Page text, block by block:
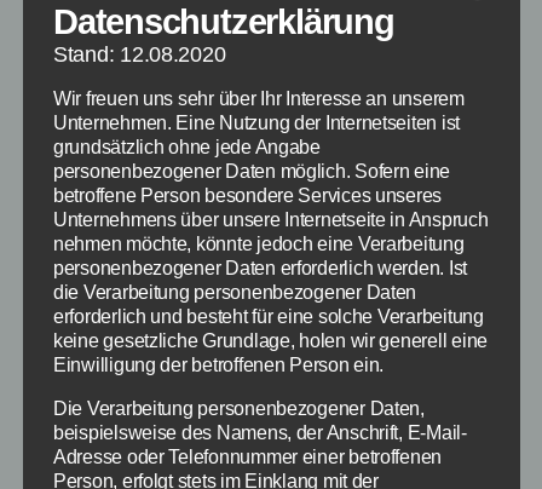
94 Prozent Lösung für Level
94 Prozent von
Scimob
Nachfolgend haben wir die
94 Prozent Lösung zu Level
1, die bei jedem Spieler
gleich ist, aufgelistet.
Wichtig ist, dass die
nachfolgenden Level
unterschiedlichen
Reihenfolge zu finden sind,
weshalb die 94% Lösung von touchportal
Datenschutzerklärung
Stand: 12.08.2020
Wir freuen uns sehr über Ihr Interesse an unserem
Unternehmen. Eine Nutzung der Internetseiten ist
grundsätzlich ohne jede Angabe
personenbezogener Daten möglich. Sofern eine
betroffene Person besondere Services unseres
Unternehmens über unsere Internetseite in Anspruch
nehmen möchte, könnte jedoch eine Verarbeitung
personenbezogener Daten erforderlich werden. Ist
die Verarbeitung personenbezogener Daten
erforderlich und besteht für eine solche Verarbeitung
keine gesetzliche Grundlage, holen wir generell eine
Einwilligung der betroffenen Person ein.
Die Verarbeitung personenbezogener Daten,
beispielsweise des Namens, der Anschrift, E-Mail-
Adresse oder Telefonnummer einer betroffenen
Person, erfolgt stets im Einklang mit der